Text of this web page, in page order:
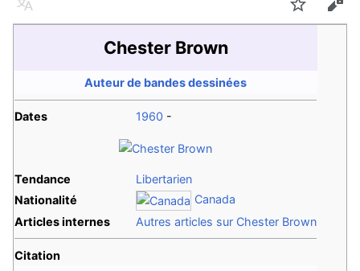
Langue Suivre
Chester Brown
Auteur de bandes dessinées
Dates 1960 -
Tendance
Libertarien
Nationalité
Canada
Articles internes
Autres articles sur Chester Brown
Citation